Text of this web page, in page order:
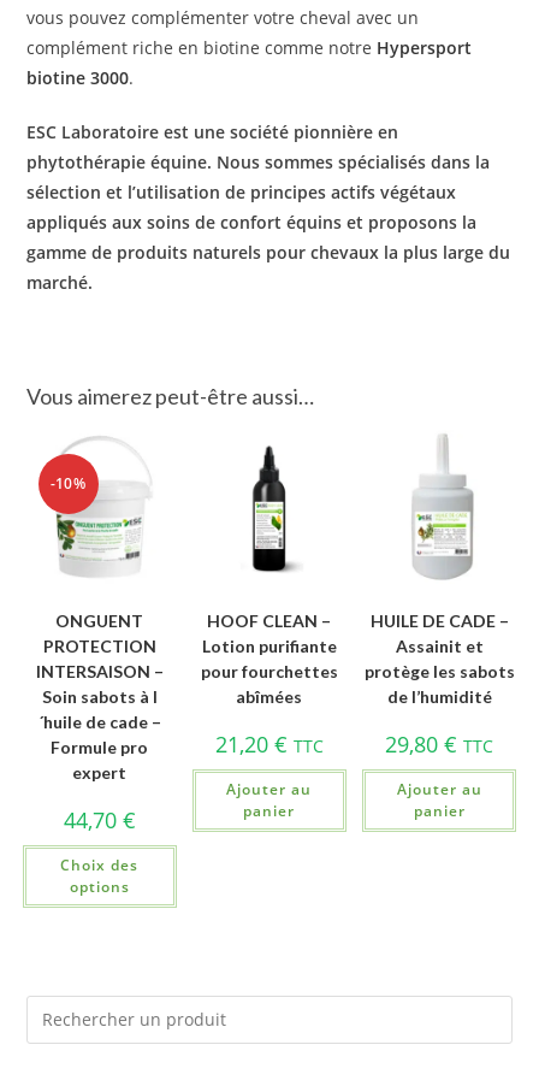
vous pouvez complémenter votre cheval avec un
complément riche en biotine comme notre Hypersport
biotine 3000.
ESC Laboratoire est une société pionnière en
phytothérapie équine. Nous sommes spécialisés dans la
sélection et l’utilisation de principes actifs végétaux
appliqués aux soins de confort équins et proposons la
gamme de produits naturels pour chevaux la plus large du
marché.
Vous aimerez peut-être aussi…
-10%
ONGUENT
PROTECTION
INTERSAISON –
Soin sabots à l
´huile de cade –
Formule pro
expert
44,70 €
Choix des
options
HOOF CLEAN –
Lotion purifiante
pour fourchettes
abîmées
21,20 € TTC
Ajouter au
panier
HUILE DE CADE –
Assainit et
protège les sabots
de l’humidité
29,80€ TTC
Ajouter au
panier